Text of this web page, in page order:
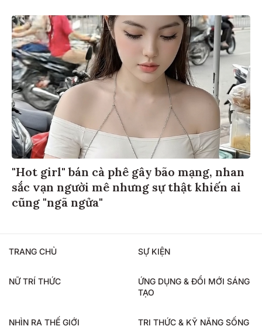
"Hot girl" bán cà phê gây bão mạng, nhan
sắc vạn người mê nhưng sự thật khiến ai
cũng "ngã ngửa"
TRANG CHỦ SỰ KIỆN
NỮ TRÍ THỨC
ỨNG DỤNG & ĐỔI MỚI SÁNG
TẠO
NHÌN RA THẾ GIỚI TRI THỨC & KỸ NĂNG SỐNG